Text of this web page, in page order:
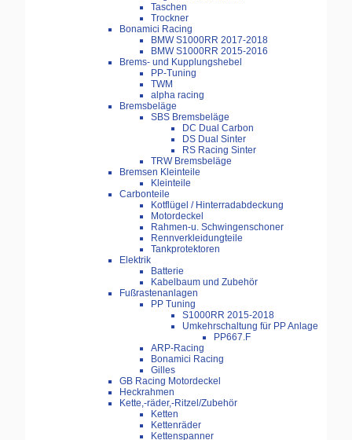
Taschen
Trockner
Bonamici Racing
BMW S1000RR 2017-2018
BMW S1000RR 2015-2016
Brems- und Kupplungshebel
PP-Tuning
TWM
alpha racing
Bremsbeläge
SBS Bremsbeläge
DC Dual Carbon
DS Dual Sinter
RS Racing Sinter
TRW Bremsbeläge
Bremsen Kleinteile
Kleinteile
Carbonteile
Kotflügel / Hinterradabdeckung
Motordeckel
Rahmen-u. Schwingenschoner
Rennverkleidungteile
Tankprotektoren
Elektrik
Batterie
Kabelbaum und Zubehör
Fußrastenanlagen
PP Tuning
S1000RR 2015-2018
Umkehrschaltung für PP Anlage
PP667.F
ARP-Racing
Bonamici Racing
Gilles
GB Racing Motordeckel
Heckrahmen
Kette,-räder,-Ritzel/Zubehör
Ketten
Kettenräder
Kettenspanner